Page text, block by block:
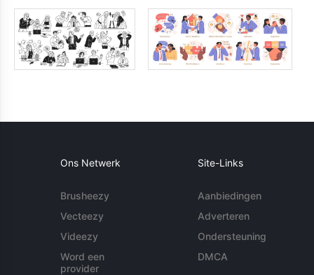
Ons Netwerk
Brusheezy
Vecteezy
Videezy
Word een
provider
Site-Links
Aanbiedingen
Adverteren
Ondersteuning
DMCA